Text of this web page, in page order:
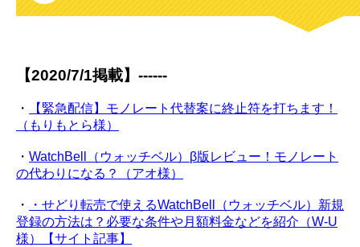
【2020/7/1掲載】------
・
【緊急配信】モノレート代替案に終止符を打ちます！
（もりもとら様）
・ WatchBell（ウォッチベル）β版レビュー！モノレート
の代わりになる？（アオ様）
・
・せどり転売で使えるWatchBell（ウォッチベル）新規
登録の方法は？必要な条件や月額料金などを紹介（W-U
様）【サイト記事】